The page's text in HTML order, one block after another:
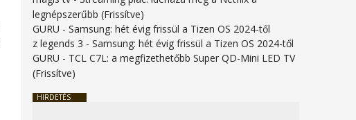
legnépszerűbb (Frissítve)
GURU -Samsung: hét évig frissül a Tizen OS 2024-től
z legends 3 -Samsung: hét évig frissül a Tizen OS 2024-től
GURU - TCL C7L: a megfizethetőbb Super QD-Mini LED TV
(Frissítve)
HIRDETÉS